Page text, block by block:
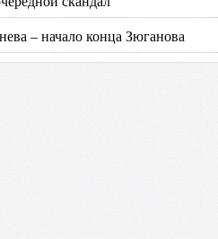
– начало конца Зюганова